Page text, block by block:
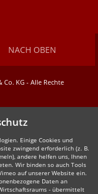
NACH OBEN
KG - Alle Rechte
Einige Cookies und
zwingend erforderlich (z. B.
andere helfen uns, Ihnen
Wir binden so auch Tools
auf unserer Website ein.
Daten an
- übermittelt